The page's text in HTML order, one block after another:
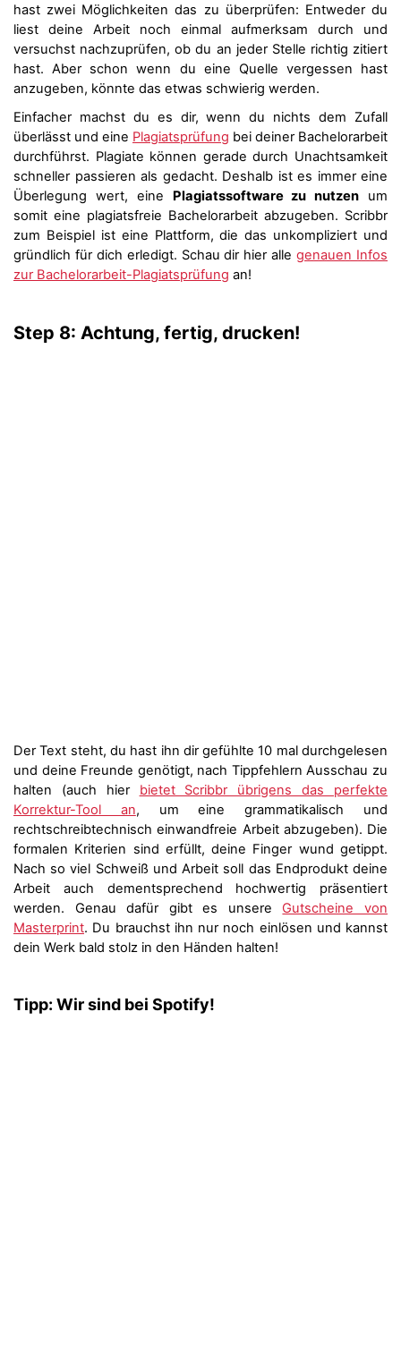
hast zwei Möglichkeiten das zu überprüfen: Entweder du
liest deine Arbeit noch einmal aufmerksam durch und
versuchst nachzuprüfen, ob du an jeder Stelle richtig zitiert
hast. Aber schon wenn du eine Quelle vergessen hast
anzugeben, könnte das etwas schwierig werden.
Einfacher machst du es dir, wenn du nichts dem Zufall
überlässt und eine Plagiatsprüfung bei deiner Bachelorarbeit
durchführst. Plagiate können gerade durch Unachtsamkeit
schneller passieren als gedacht. Deshalb ist es immer eine
Überlegung wert, eine Plagiatssoftware zu nutzen um
somit eine plagiatsfreie Bachelorarbeit abzugeben. Scribbr
zum Beispiel ist eine Plattform, die das unkompliziert und
gründlich für dich erledigt. Schau dir hier allegenauen Infos
zur Bachelorarbeit-Plagiatsprüfung an!
Step 8: Achtung, fertig, drucken!
Der Text steht, du hast ihn dir gefühlte 10 mal durchgelesen
und deine Freunde genötigt, nach Tippfehlern Ausschau zu
halten (auch hier bietet Scribbr übrigens das perfekte
Korrektur-Tool an, um eine grammatikalisch und
rechtschreibtechnisch einwandfreie Arbeit abzugeben). Die
formalen Kriterien sind erfüllt, deine Finger wund getippt.
Nach so viel Schweiß und Arbeit soll das Endprodukt deine
Arbeit auch dementsprechend hochwertig präsentiert
werden. Genau dafür gibt es unsere Gutscheine von
Masterprint. Du brauchst ihn nur noch einlösen und kannst
dein Werk bald stolz in den Händen halten!
Tipp: Wir sind bei Spotify!